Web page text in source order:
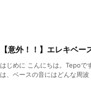
【意外！！】エレキベー
はじめに こんにちは。Tepoで
は、ベースの音にはどんな周波